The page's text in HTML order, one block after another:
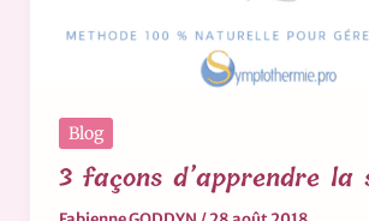
Blog
3 façons d’apprendre la